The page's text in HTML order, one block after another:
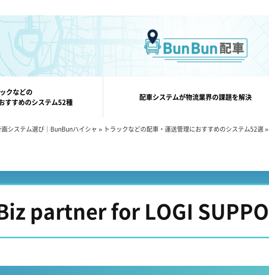
クなどの
すすめのシステム52種
配車システムが物流業界の課題を解決
システム選び｜BunBunハイシャ » トラックなどの配車・運送管理におすすめのシステム52選»
partner for LOGI SUPPO